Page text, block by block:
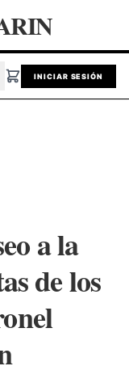
INICIAR SESIÓN
a la
de los